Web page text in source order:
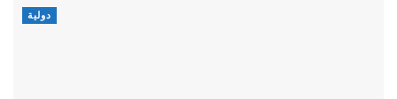
دولية